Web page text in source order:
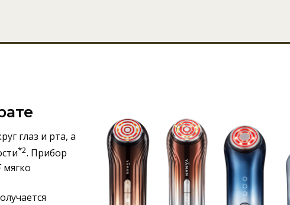
глаз и рта, а
*2. Прибор
мягко